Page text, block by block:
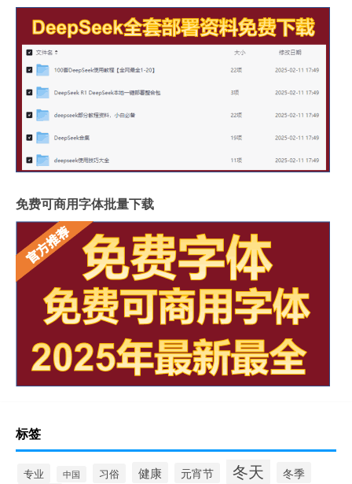
免费可商用字体批量下载
标签
专业 中国 习俗 健康 元宵节 冬天 冬季